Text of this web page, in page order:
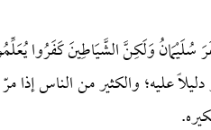
سُلَيْمَانُ وَلَكِنَّ الشَّيَاطِينَ كَفَرُوا
عليه؛ والكثير من الناس إذا